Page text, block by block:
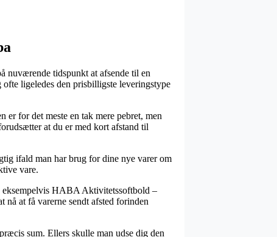
nuværende tidspunkt at afsende til en
ligeledes den prisbilligste leveringstype
er for det meste en tak mere pebret, men
at du er med kort afstand til
ifald man har brug for dine nye varer om
vare.
eksempelvis HABA Aktivitetssoftbold –
at få varerne sendt afsted forinden
sum. Ellers skulle man udse dig den